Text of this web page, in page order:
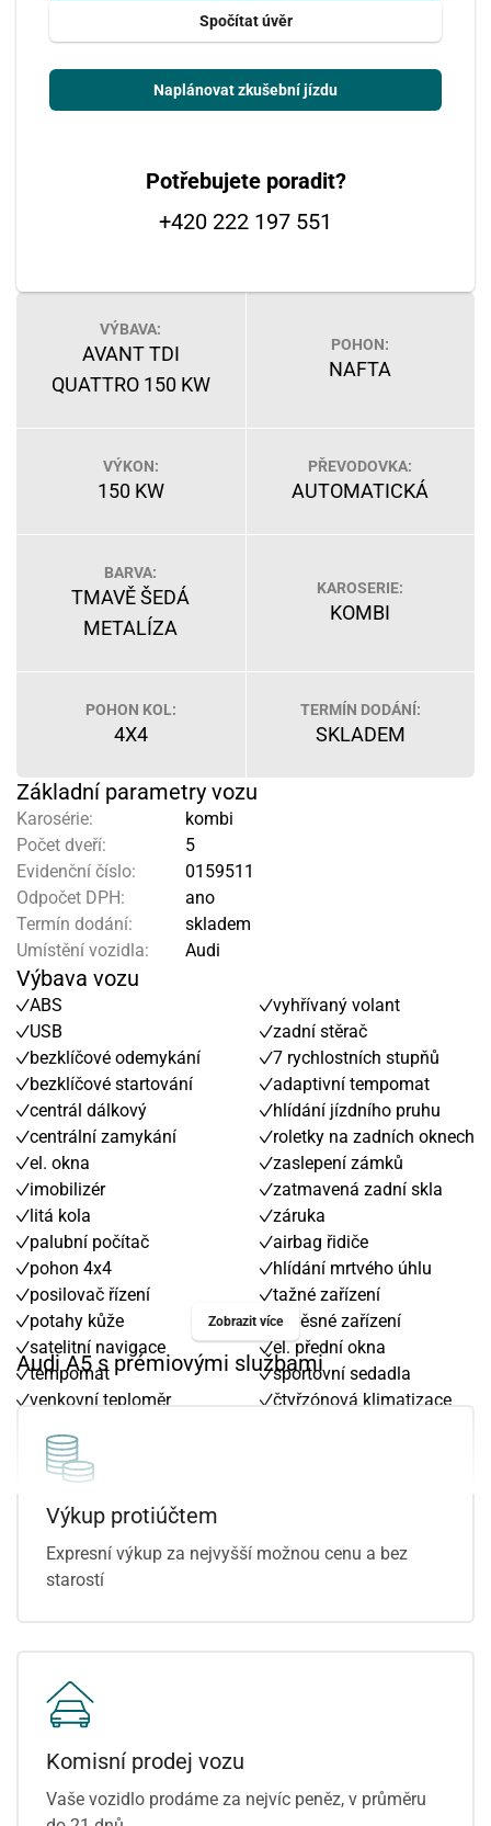
Spočítat úvěr
Naplánovat zkušební jízdu
Potřebujete poradit?
+420 222 197 551
VÝBAVA:
AVANT TDI
QUATTRO 150 KW
POHON:
NAFTA
VÝKON:
150 KW
PŘEVODOVKA:
AUTOMATICKÁ
BARVA:
TMAVĚ ŠEDÁ
METALÍZA
KAROSERIE:
KOMBI
POHON KOL:
4X4
TERMÍN DODÁNÍ:
SKLADEM
Základní parametry vozu
Karosérie:
kombi
Počet dveří:
5
Evidenční číslo:
0159511
Odpočet DPH:
ano
Termín dodání:
skladem
Umístění vozidla:
Audi
Výbava vozu
ABS
USB
bezklíčové odemykání
bezklíčové startování
centrál dálkový
centrální zamykání
el. okna
imobilizér
litá kola
palubní počítač
pohon 4x4
posilovač řízení
potahy kůže
satelitní navigace
tempomat
venkovní teploměr
vyhřívaná zrcátka
vyhřívaný volant
zadní stěrač
7 rychlostních stupňů
adaptivní tempomat
hlídání jízdního pruhu
roletky na zadních oknech
zaslepení zámků
zatmavená zadní skla
záruka
airbag řidiče
hlídání mrtvého úhlu
tažné zařízení
závěsné zařízení
el. přední okna
sportovní sedadla
čtyřzónová klimatizace
Zobrazit více
Audi A5 s prémiovými službami
Výkup protiúčtem
Expresní výkup za nejvyšší možnou cenu a bez
starostí
Komisní prodej vozu
Vaše vozidlo prodáme za nejvíc peněz, v průměru